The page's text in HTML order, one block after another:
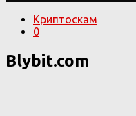
Криптоскам
0
Blybit.com